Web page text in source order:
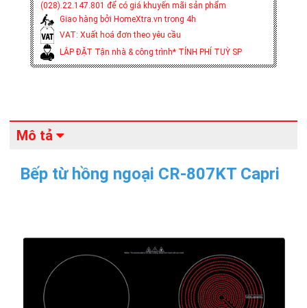
(028).22.147.801 để có giá khuyến mãi sản phẩm
Giao hàng bởi HomeXtra.vn trong 4h
VAT: Xuất hoá đơn theo yêu cầu
LẮP ĐẶT Tận nhà & công trình* TÍNH PHÍ TUỲ SP
Mô tả
Bếp từ hồng ngoại CR-807KT Capri